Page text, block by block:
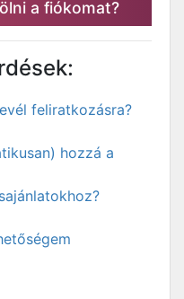
a fiókomat?
feliratkozásra?
hozzá a